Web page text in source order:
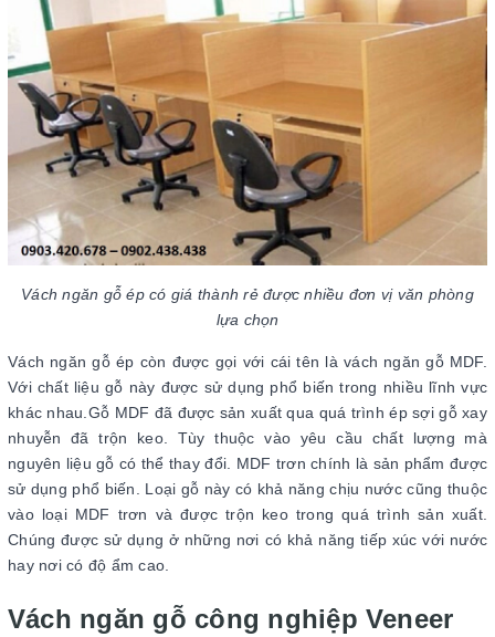
Vách ngăn gỗ ép có giá thành rẻ được nhiều đơn vị văn phòng
lựa chọn
Vách ngăn gỗ ép còn được gọi với cái tên là vách ngăn gỗ MDF.
Với chất liệu gỗ này được sử dụng phổ biến trong nhiều lĩnh vực
khác nhau.Gỗ MDF đã được sản xuất qua quá trình ép sợi gỗ xay
nhuyễn đã trộn keo. Tùy thuộc vào yêu cầu chất lượng mà
nguyên liệu gỗ có thể thay đổi. MDF trơn chính là sản phẩm được
sử dụng phổ biến. Loại gỗ này có khả năng chịu nước cũng thuộc
vào loại MDF trơn và được trộn keo trong quá trình sản xuất.
Chúng được sử dụng ở những nơi có khả năng tiếp xúc với nước
hay nơi có độ ẩm cao.
Vách ngăn gỗ công nghiệp Veneer